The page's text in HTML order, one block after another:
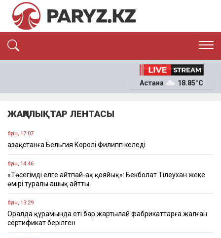
ЭКОНОМИКА
ОҚИҒА
Астана 18.85°C
ЖАҢАЛЫҚТАР ЛЕНТАСЫ
бүгін, 17:07
Қазақстанға Бельгия Королі Филипп келеді
бүгін, 14:46
«Төсегімді елге айтпай-ақ қояйық»: Бекболат Тілеухан жеке
өмірі туралы ашық айтты
бүгін, 13:29
Оралда құрамында еті бар жартылай фабрикаттарға жалған
сертификат берілген